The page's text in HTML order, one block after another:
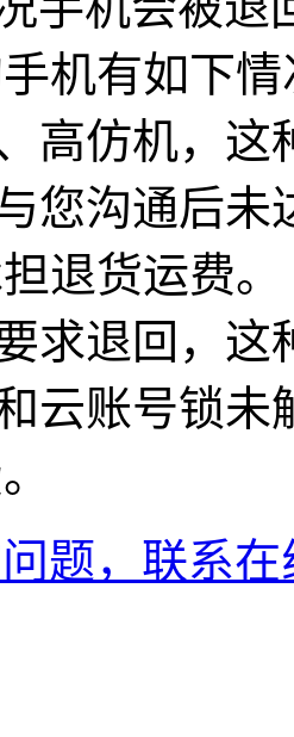
机有如下
高仿机，
您沟通后
退货运费。
求退回，
云账号锁未
题，联系